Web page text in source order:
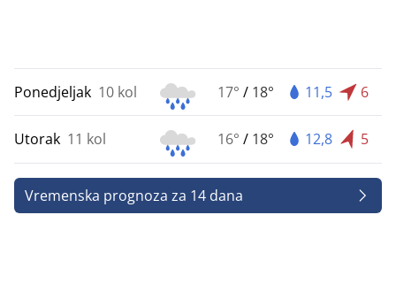
Ponedjeljak 10 kol 17° / 18° 11,5 6
Utorak 11 kol 16° / 18° 12,8 5
Vremenska prognoza za 14 dana